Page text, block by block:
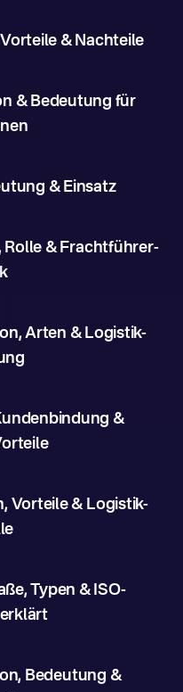
& Nachteile
& Bedeutung für
& Einsatz
Rolle & Frachtführer-
Arten & Logistik-
&
Vorteile & Logistik-
Typen & ISO-
Bedeutung &